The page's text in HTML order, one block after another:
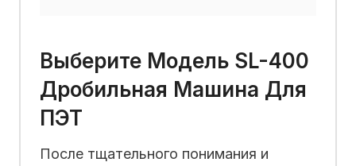
Выберите Модель SL-400
Дробильная Машина Для
ПЭТ
После тщательного понимания и